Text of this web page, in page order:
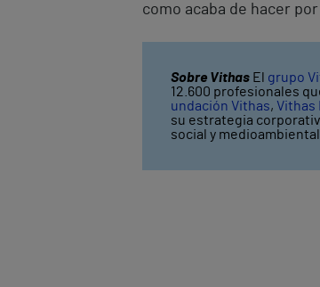
como acaba de hacer
Sobre Vithas El grupo
12.600 profesionales
undación Vithas, Vithas
su estrategia
social y